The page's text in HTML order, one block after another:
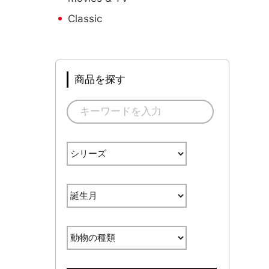
Classic
商品を探す